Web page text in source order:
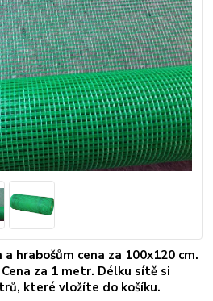
hrabošům cena za 100x120 cm.
za 1 metr. Délku sítě si
které vložíte do košíku.